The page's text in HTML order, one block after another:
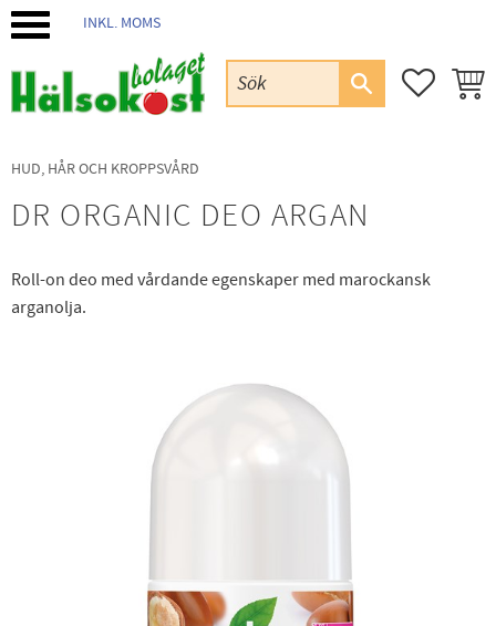
INKL. MOMS
HUD, HÅR OCH KROPPSVÅRD
DR ORGANIC DEO ARGAN
Roll-on deo med vårdande egenskaper med marockansk
arganolja.